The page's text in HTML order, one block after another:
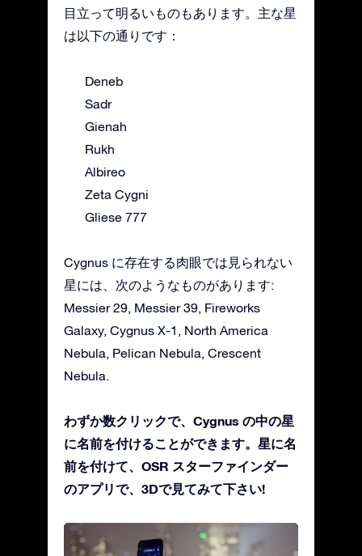
目立って明るいものもあります。主な星
は以下の通りです：
Deneb
Sadr
Gienah
Rukh
Albireo
Zeta Cygni
Gliese 777
Cygnus に存在する肉眼では見られない
星には、次のようなものがあります:
Messier 29, Messier 39, Fireworks
Galaxy, Cygnus X-1, North America
Nebula, Pelican Nebula, Crescent
Nebula.
わずか数クリックで、Cygnus の中の星
に名前を付けることができます。星に名
前を付けて、OSR スターファインダー
のアプリで、3Dで見てみて下さい!